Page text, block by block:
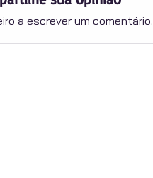
a escrever um comentário.